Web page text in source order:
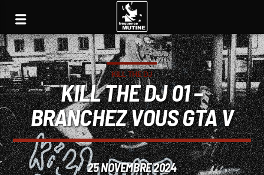
KILL THE DJ
KILL THE DJ 01 –
BRANCHEZ VOUS GTA V
25 NOVEMBRE 2024